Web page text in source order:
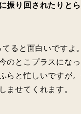
振り回されたりと
ると面白いですよ
のとこプラスにな
らと忙しいですが
ませてくれます。